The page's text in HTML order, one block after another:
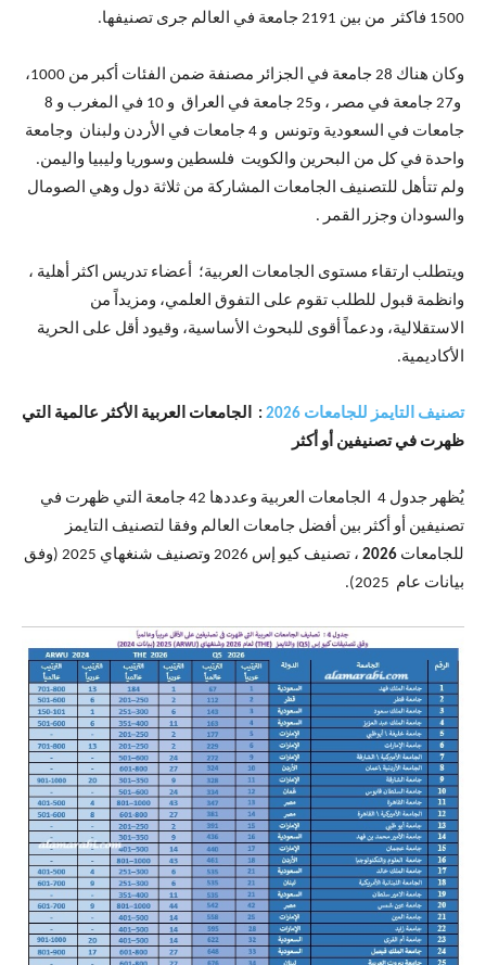
1500 فاكثر من بين 2191 جامعة في العالم جرى تصنيفها.
وكان هناك 28 جامعة في الجزائر مصنفة ضمن الفئات أكبر من 1000،
و27 جامعة في مصر ، و25 جامعة في العراق و 10 في المغرب و 8
جامعات في السعودية وتونس و 4 جامعات في الأردن ولبنان وجامعة
واحدة في كل من البحرين والكويت فلسطين وسوريا وليبيا واليمن.
ولم تتأهل للتصنيف الجامعات المشاركة من ثلاثة دول وهي الصومال
والسودان وجزر القمر .
ويتطلب ارتقاء مستوى الجامعات العربية؛ أعضاء تدريس اكثر أهلية ،
وانظمة قبول للطلب تقوم على التفوق العلمي، ومزيداً من
الاستقلالية، ودعماً أقوى للبحوث الأساسية، وقيود أقل على الحرية
الأكاديمية.
تصنيف التايمز للجامعات 2026 :
الجامعات العربية الأكثر عالمية التي
ظهرت في تصنيفين أو أكثر
يُظهر جدول 4 الجامعات العربية وعددها 42 جامعة التي ظهرت في
تصنيفين أو أكثر بين أفضل جامعات العالم وفقا لتصنيف التايمز
للجامعات
، تصنيف كيو إس 2026 وتصنيف شنغهاي 2025 (وفق
بيانات عام 2025).